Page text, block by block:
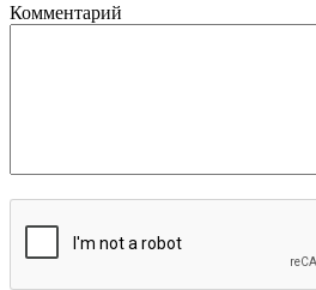
Комментарий